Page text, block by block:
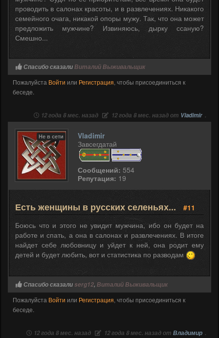
проводить в салонах красоты, и в развлечениях. Никакого
семейного очага, никакой опоры мужу. Так, что она может
предложить мужчине? Извиняюсь, дырку ссаную?
Смешно...
Спасибо сказалиВиталий Выживальщик
Пожалуйста Войти или Регистрация, чтобы присоединиться к
беседе.
12 года 8 мес. назад 12 года 8 мес. назад от Vladimir .
Не в сети
Vladimir
Завсегдатай
Сообщений: 554
Репутация: 19
Есть женщины в русских селеньях...
#11
Боюсь что и этого не увидит мужчина, ибо он будет на
работе и спать, а она в салонах и развлечениях. В итоге
найдет себе любовницу и уйдет к ней, она родит ему
детей и будет любить, вот и статистика по разводам
Спасибо сказалиserg12, Виталий Выживальщик
Пожалуйста Войти или Регистрация, чтобы присоединиться к
беседе.
12 года 8 мес. назад 12 года 8 мес. назад от Владимир .